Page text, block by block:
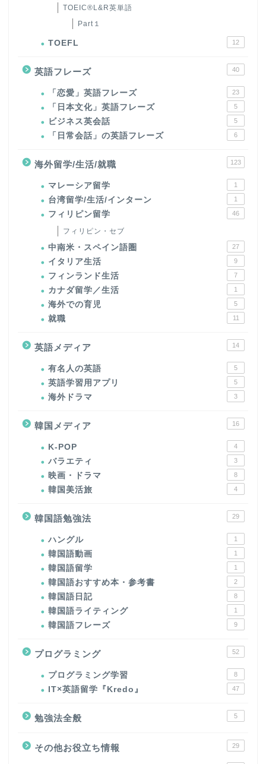
TOEIC®L&R英単語
Part１
TOEFL 12
英語フレーズ 40
「恋愛」英語フレーズ 23
「日本文化」英語フレーズ 5
ビジネス英会話 5
「日常会話」の英語フレーズ 6
海外留学/生活/就職 123
マレーシア留学 1
台湾留学/生活/インターン 1
フィリピン留学 46
フィリピン・セブ
中南米・スペイン語圏 27
イタリア生活 9
フィンランド生活 7
カナダ留学／生活 1
海外での育児 5
就職 11
英語メディア 14
有名人の英語 5
英語学習用アプリ 5
海外ドラマ 3
韓国メディア 16
K-POP 4
バラエティ 3
映画・ドラマ 8
韓国美活旅 4
韓国語勉強法 29
ハングル 1
韓国語動画 1
韓国語留学 1
韓国語おすすめ本・参考書 2
韓国語日記 8
韓国語ライティング 1
韓国語フレーズ 9
プログラミング 52
プログラミング学習 8
IT×英語留学『Kredo』 47
勉強法全般 5
その他お役立ち情報 29